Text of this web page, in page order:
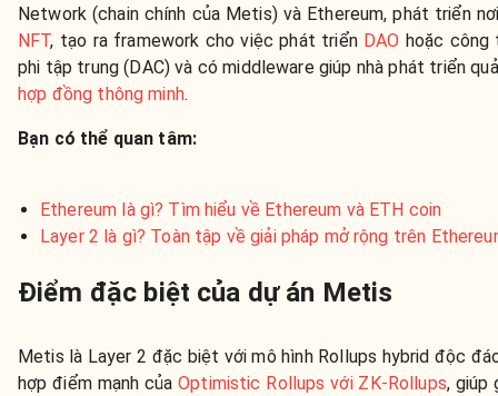
Network (chain chính của Metis) và Ethereum, phát triển
NFT, tạo ra framework cho việc phát triển DAO hoặc
phi tập trung (DAC) và có middleware giúp nhà phát triển
hợp đồng thông minh.
Bạn có thể quan tâm:
Ethereum là gì? Tìm hiểu về Ethereum và ETH coin
Layer 2 là gì? Toàn tập về giải pháp mở rộng trên
Điểm đặc biệt của dự án Metis
Metis là Layer 2 đặc biệt với mô hình Rollups hybrid độc
hợp điểm mạnh củaOptimistic Rollups với ZK-Rollups, giúp